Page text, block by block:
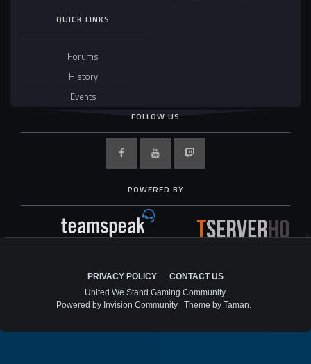
QUICK LINKS
Forums
History
Events
FOLLOW US
POWERED BY
PRIVACY POLICY
CONTACT US
United We Stand Gaming Community
Powered by Invision Community
Theme by Taman.